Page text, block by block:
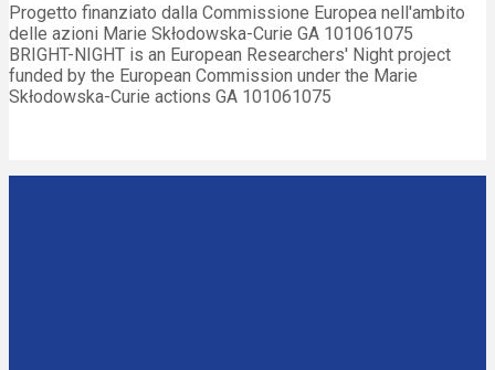
Progetto finanziato dalla Commissione Europea nell'ambito
delle azioni Marie Skłodowska-Curie GA 101061075
BRIGHT-NIGHT is an European Researchers' Night project
funded by the European Commission under the Marie
Skłodowska-Curie actions GA 101061075